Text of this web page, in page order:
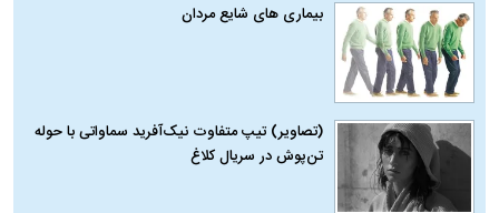
بیماری‌ های شایع مردان
(تصاویر) تیپ متفاوت نیک‌آفرید سماواتی با حوله
تن‌پوش در سریال کلاغ